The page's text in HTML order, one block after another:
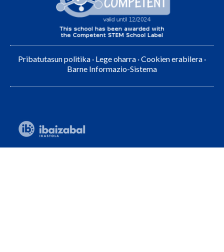
Pribatutasun politika · Lege oharra ·Cookien erabilera ·
Barne Informazio-Sistema